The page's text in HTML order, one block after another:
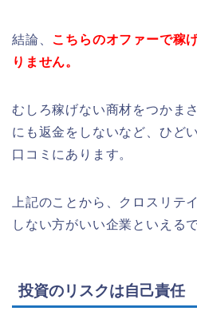
結論、 こちらのオファーで稼
りません。
むしろ稼げない商材をつかま
にも返金をしないなど、ひど
口コミにあります。
上記のことから、クロスリテ
しない方がいい企業といえる
投資のリスクは自己責任